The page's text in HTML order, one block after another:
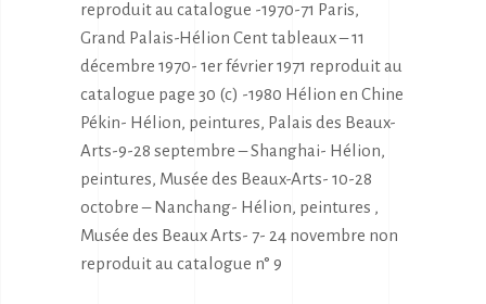
reproduit au catalogue -1970-71 Paris,
Grand Palais-Hélion Cent tableaux – 11
décembre 1970- 1er février 1971 reproduit au
catalogue page 30 (c) -1980 Hélion en Chine
Pékin- Hélion, peintures, Palais des Beaux-
Arts-9-28 septembre – Shanghai- Hélion,
peintures, Musée des Beaux-Arts- 10-28
octobre – Nanchang- Hélion, peintures ,
Musée des Beaux Arts- 7- 24 novembre non
reproduit au catalogue n° 9